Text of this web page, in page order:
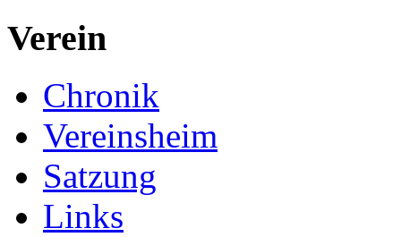
Verein
Chronik
Vereinsheim
Satzung
Links